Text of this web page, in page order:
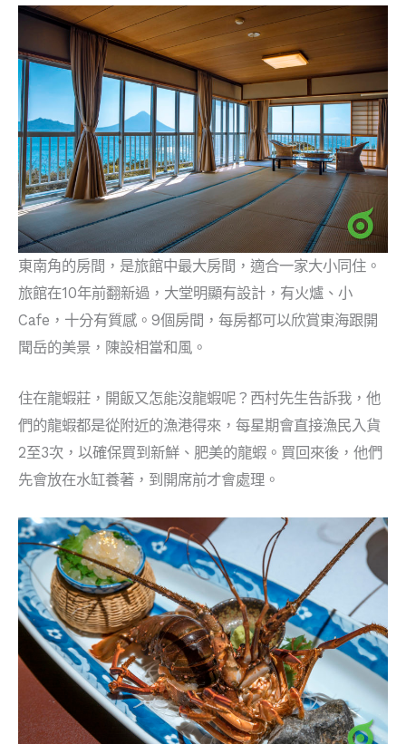
東南角的房間，是旅館中最大房間，適合一家大小同住。
旅館在10年前翻新過，大堂明顯有設計，有火爐、小
Cafe，十分有質感。9個房間，每房都可以欣賞東海跟開
聞岳的美景，陳設相當和風。
住在龍蝦莊，開飯又怎能沒龍蝦呢？西村先生告訴我，他
們的龍蝦都是從附近的漁港得來，每星期會直接漁民入貨
2至3次，以確保買到新鮮、肥美的龍蝦。買回來後，他們
先會放在水缸養著，到開席前才會處理。